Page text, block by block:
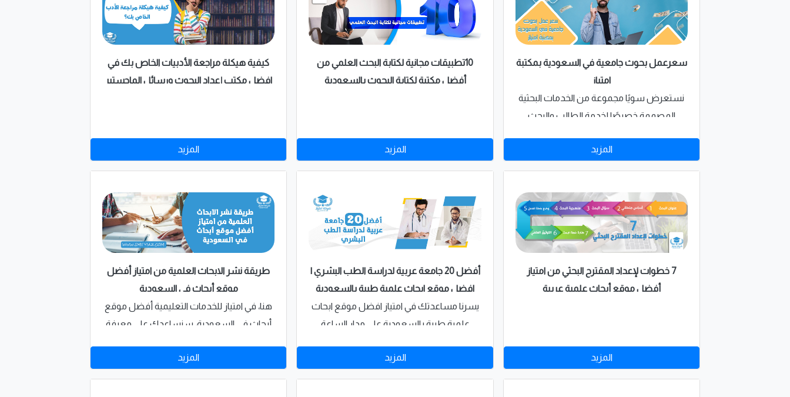
سعرعمل بحوث جامعية في السعودية بمكتبة
امتياز
نستعرض سويًا مجموعة من الخدمات البحثية
المصممة خصيصًا لخدمة الطالب والبحث
جامعية في السعودية
المزيد
10تطبيقات مجانية لكتابة البحث العلمي من
أفضل مكتبة لكتابة البحوث بالسعودية
المزيد
كيفية هيكلة مراجعة الأدبيات الخاص بك في
افضل مكتب إعداد البحوث ورسائل الماجستير
المزيد
7 خطوات لإعداد المقترح البحثي من امتياز
أفضل موقع أبحاث علمية عربية
المزيد
أفضل 20 جامعة عربية لدراسة الطب البشري |
افضل موقع ابحاث علمية طبية بالسعودية
يسرنا مساعدتك في امتياز افضل موقع ابحاث
علمية طبية بالسعودية على مدار الساعة
الأكاديميين والأطباء في الشرق الأوسط،
للاتصال (+201067090531 ).
المزيد
طريقة نشر الابحاث العلمية من امتياز أفضل
موقع أبحاث في السعودية
هنا، في امتياز للخدمات التعليمية أفضل موقع
أبحاث في السعودية، سنساعدك على معرفة
بك، كما نود التنويه أيضًا إلى أنه بإمكانك
الحصول على مساعدة في كتابة أبحاث النشر
المزيد